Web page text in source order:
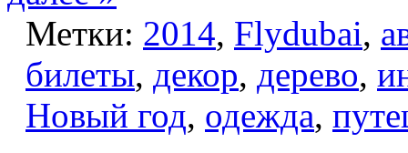
Метки: 2014, Flydubai,
билеты, декор, дерево,
Новый год, одежда,